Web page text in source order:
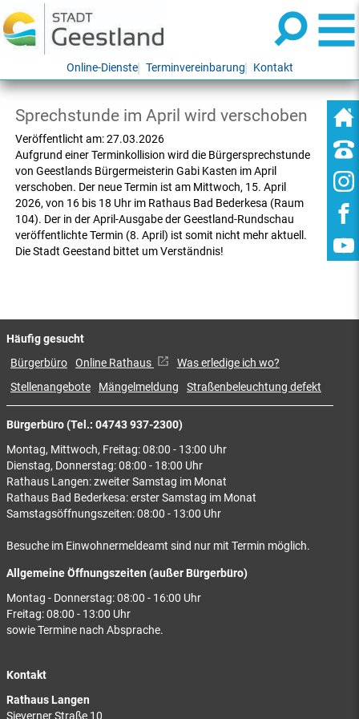
Online-Dienste Terminvereinbarung Kontakt
Sprechstunde im April wird verschoben
Veröffentlicht am:27.03.2026
Aufgrund einer Terminkollision wird die Bürgersprechstunde
von Geestlands Bürgermeisterin Gabi Kasten im April
verschoben. Der neue Termin ist am Mittwoch, 15. April
2026, von 16 bis 18 Uhr im Rathaus Bad Bederkesa (Raum
104). Der in der April-Ausgabe der Geestland-Rundschau
veröffentlichte Termin (8. April) ist somit nicht mehr aktuell.
Die Stadt Geestand bittet um Verständnis!
Bürgerbüro (Tel.: 04743 937-2300)
Montag, Mittwoch, Freitag: 08:00 - 13:00 Uhr
Dienstag, Donnerstag: 08:00 - 18:00 Uhr
Rathaus Langen: zweiter Samstag im Monat
Rathaus Bad Bederkesa: erster Samstag im Monat
Samstagsöffnungszeiten: 08:00 - 13:00 Uhr
Besuche im Einwohnermeldeamt sind nur mit Termin möglich.
Allgemeine Öffnungszeiten (außer Bürgerbüro)
Montag - Donnerstag: 08:00 - 16:00 Uhr
Freitag: 08:00 - 13:00 Uhr
sowie Termine nach Absprache.
Kontakt
Rathaus Langen
Häufig gesucht
Bürgerbüro Online Rathaus
Was erledige ich wo?
Stellenangebote
Mängelmeldung Straßenbeleuchtung defekt